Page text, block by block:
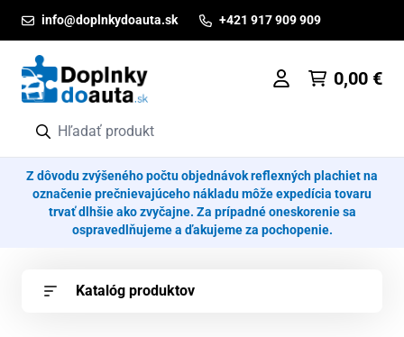
info@doplnkydoauta.sk +421 917 909 909
0,00 €
Z dôvodu zvýšeného počtu objednávok reflexných plachiet na
označenie prečnievajúceho nákladu môže expedícia tovaru
trvať dlhšie ako zvyčajne. Za prípadné oneskorenie sa
ospravedlňujeme a ďakujeme za pochopenie.
Katalóg produktov